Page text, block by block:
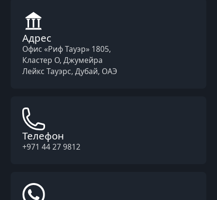
Адрес
Офис «Риф Тауэр» 1805,
Кластер O, Джумейра
Лейкс Тауэрс, Дубай, ОАЭ
Телефон
+971 44 27 9812